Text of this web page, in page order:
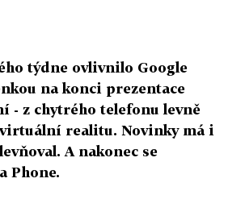
týdne ovlivnilo Google
na konci prezentace
- z chytrého telefonu levně
realitu. Novinky má i
A nakonec se
Phone.